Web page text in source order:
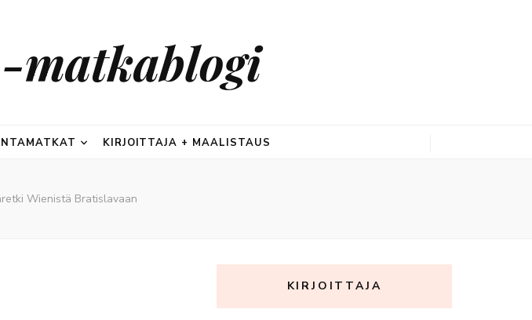
matkablogi
KIRJOITTAJA + MAALISTAUS
Wienistä Bratislavaan
KIRJOITTAJA